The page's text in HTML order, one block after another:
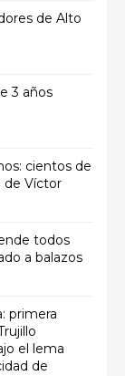
de Alto
3 años
cientos de
de Víctor
todos
a balazos
primera
el lema
de